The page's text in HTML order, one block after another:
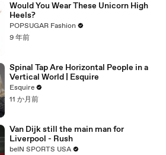
Would You Wear These Unicorn High
Heels?
POPSUGAR Fashion
9 年前
Spinal Tap Are Horizontal People in a
Vertical World | Esquire
Esquire
11 か月前
Van Dijk still the main man for
Liverpool - Rush
beIN SPORTS USA